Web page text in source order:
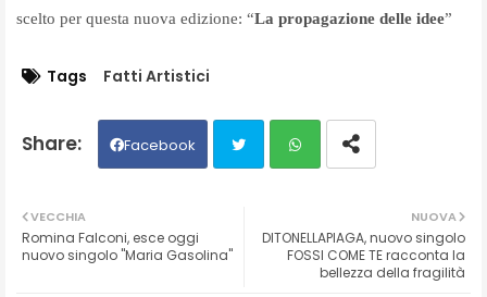
scelto per questa nuova edizione: “La propagazione delle idee”
Tags Fatti Artistici
Facebook
ter ats
NUOVA
DITONELLAPIAGA, nuovo singolo
FOSSI COME TE racconta la
bellezza della fragilità
VECCHIA
Romina Falconi, esce oggi
nuovo singolo "Maria Gasolina"